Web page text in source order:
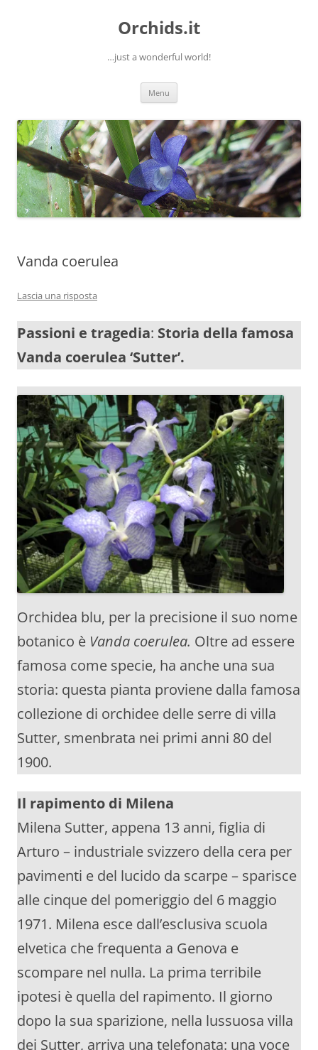
Orchids.it
…just a wonderful world!
Menu
Vanda coerulea
Lascia una risposta
Passioni e tragedia: Storia della famosa
Vanda coerulea ‘Sutter’.
Orchidea blu, per la precisione il suo nome
botanico è Vanda coerulea. Oltre ad essere
famosa come specie, ha anche una sua
storia: questa pianta proviene dalla famosa
collezione di orchidee delle serre di villa
Sutter, smenbrata nei primi anni 80 del
1900.
Il rapimento di Milena
Milena Sutter, appena 13 anni, figlia di
Arturo – industriale svizzero della cera per
pavimenti e del lucido da scarpe – sparisce
alle cinque del pomeriggio del 6 maggio
1971. Milena esce dall’esclusiva scuola
elvetica che frequenta a Genova e
scompare nel nulla. La prima terribile
ipotesi è quella del rapimento. Il giorno
dopo la sua sparizione, nella lussuosa villa
dei Sutter, arriva una telefonata: una voce